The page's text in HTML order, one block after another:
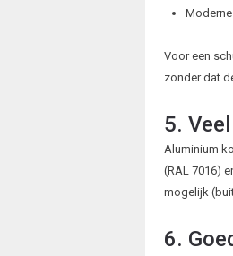
Voor een
zonder dat
5.
Aluminium
(RAL 7016)
mogelijk
6.